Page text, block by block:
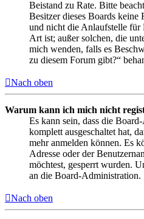
Beistand zu Rate. Bitte
Besitzer dieses Boards keine
und nicht die Anlaufstelle für
Art ist; außer solchen, die
mich wenden, falls es
zu diesem Forum gibt?“
Nach oben
Warum kann ich mich nicht
Es kann sein, dass die
komplett ausgeschaltet hat,
mehr anmelden können. Es
Adresse oder der
möchtest, gesperrt wurden.
an die Board-Administration.
Nach oben